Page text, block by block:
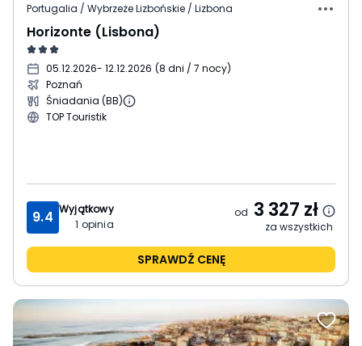
Portugalia / Wybrzeże Lizbońskie / Lizbona
Horizonte (Lisbona)
05.12.2026- 12.12.2026 (8 dni / 7 nocy)
Poznań
Śniadania (BB)
TOP Touristik
9.4 Wyjątkowy
1 opinia
od 3 327 zł
za wszystkich
SPRAWDŹ CENĘ